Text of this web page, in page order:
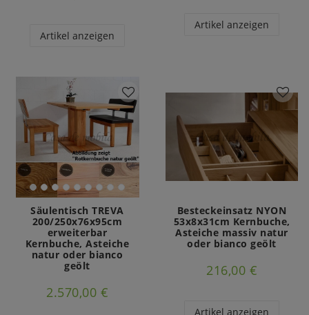
Artikel anzeigen
Artikel anzeigen
Säulentisch TREVA
200/250x76x95cm
erweiterbar
Kernbuche, Asteiche
natur oder bianco
geölt
2.570,00 €
Besteckeinsatz NYON
53x8x31cm Kernbuche,
Asteiche massiv natur
oder bianco geölt
216,00 €
Artikel anzeigen